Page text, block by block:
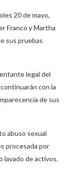
20 de mayo,
Franco y Martha
sus pruebas
legal del
con la
de sus
abuso sexual
procesada por
lavado de activos.